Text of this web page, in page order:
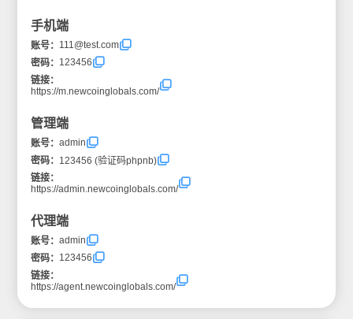
手机端
账号： 111@test.com
密码： 123456
链接：
https://m.newcoinglobals.com/
管理端
账号：admin
密码： 123456 (验证码phpnb)
链接：
https://admin.newcoinglobals.com/
代理端
账号：admin
密码： 123456
链接：
https://agent.newcoinglobals.com/